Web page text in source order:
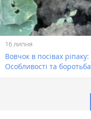
16 липня
Вовчок в посівах
Особливості та боротьба